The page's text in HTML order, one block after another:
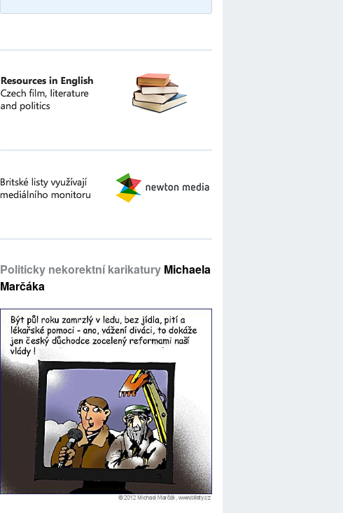
Politicky nekorektní karikatury Michaela
Marčáka